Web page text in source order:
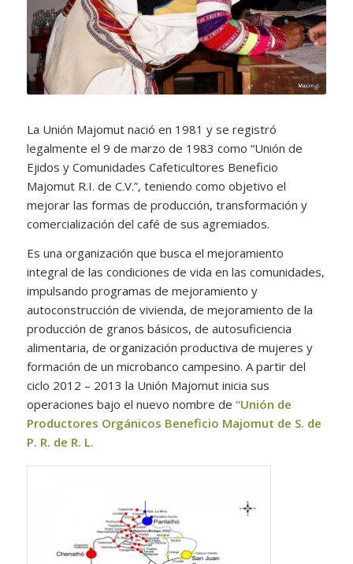
La Unión Majomut nació en 1981 y se registró
legalmente el 9 de marzo de 1983 como “Unión de
Ejidos y Comunidades Cafeticultores Beneficio
Majomut R.I. de C.V.”, teniendo como objetivo el
mejorar las formas de producción, transformación y
comercialización del café de sus agremiados.
Es una organización que busca el mejoramiento
integral de las condiciones de vida en las comunidades,
impulsando programas de mejoramiento y
autoconstrucción de vivienda, de mejoramiento de la
producción de granos básicos, de autosuficiencia
alimentaria, de organización productiva de mujeres y
formación de un microbanco campesino. A partir del
ciclo 2012 – 2013 la Unión Majomut inicia sus
operaciones bajo el nuevo nombre de “Unión de
Productores Orgánicos Beneficio Majomut de S. de
P. R. de R. L.